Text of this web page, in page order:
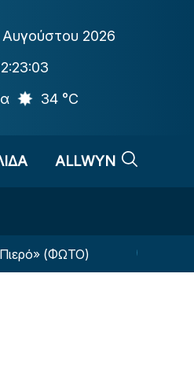
Αυγούστου 2026
34 °C
ALLWYN
Ο Τετέι